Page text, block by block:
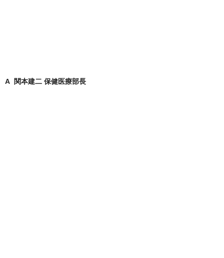
A 関本建二 保健医療部長